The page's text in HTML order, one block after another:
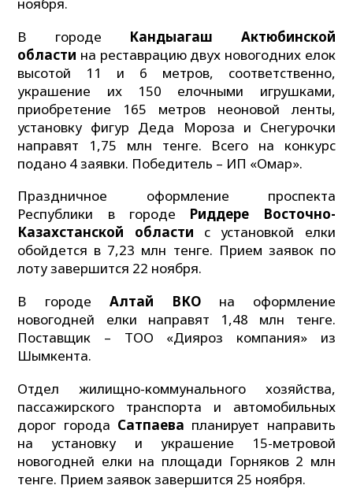
В городе Кандыагаш Актюбинской
области на реставрацию двух новогодних елок
высотой 11 и 6 метров, соответственно,
украшение их 150 елочными игрушками,
приобретение 165 метров неоновой ленты,
установку фигур Деда Мороза и Снегурочки
направят 1,75 млн тенге. Всего на конкурс
подано 4 заявки. Победитель – ИП «Омар».
Праздничное оформление проспекта
Республики в городе Риддере Восточно-
Казахстанской области с установкой елки
обойдется в 7,23 млн тенге. Прием заявок по
лоту завершится 22 ноября.
В городеАлтай ВКОна оформление
новогодней елки направят 1,48 млн тенге.
Поставщик – ТОО «Дияроз компания» из
Шымкента.
Отдел жилищно-коммунального хозяйства,
пассажирского транспорта и автомобильных
дорог города Сатпаева планирует направить
на установку и украшение 15-метровой
новогодней елки на площади Горняков 2 млн
тенге. Прием заявок завершится 25 ноября.